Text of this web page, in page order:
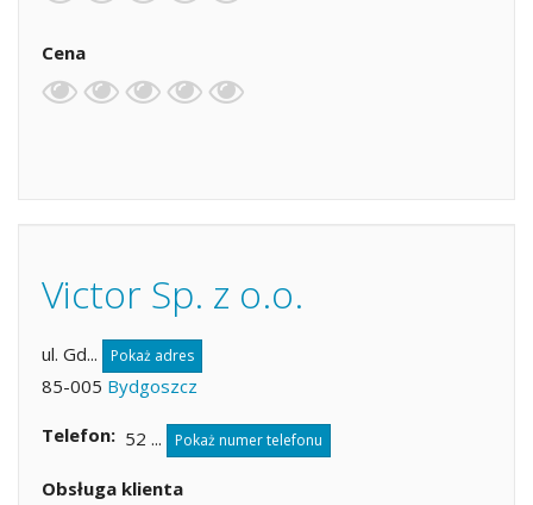
Cena
Victor Sp. z o.o.
ul. Gd... Pokaż adres
85-005 Bydgoszcz
Telefon 52 ... Pokaż numer telefonu
Obsługa klienta